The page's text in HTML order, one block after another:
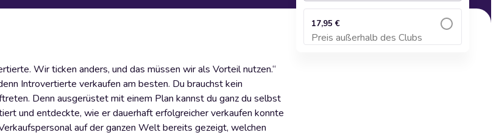
Wir ticken anders, und das müssen wir als Vorteil nutzen.“
Introvertierte verkaufen am besten. Du brauchst kein
Denn ausgerüstet mit einem Plan kannst du ganz du selbst
und entdeckte, wie er dauerhaft erfolgreicher verkaufen konnte
auf der ganzen Welt bereits gezeigt, welchen
17,95 €
Preis außerhalb des Clubs
Zum Warenkorb hinzufügen